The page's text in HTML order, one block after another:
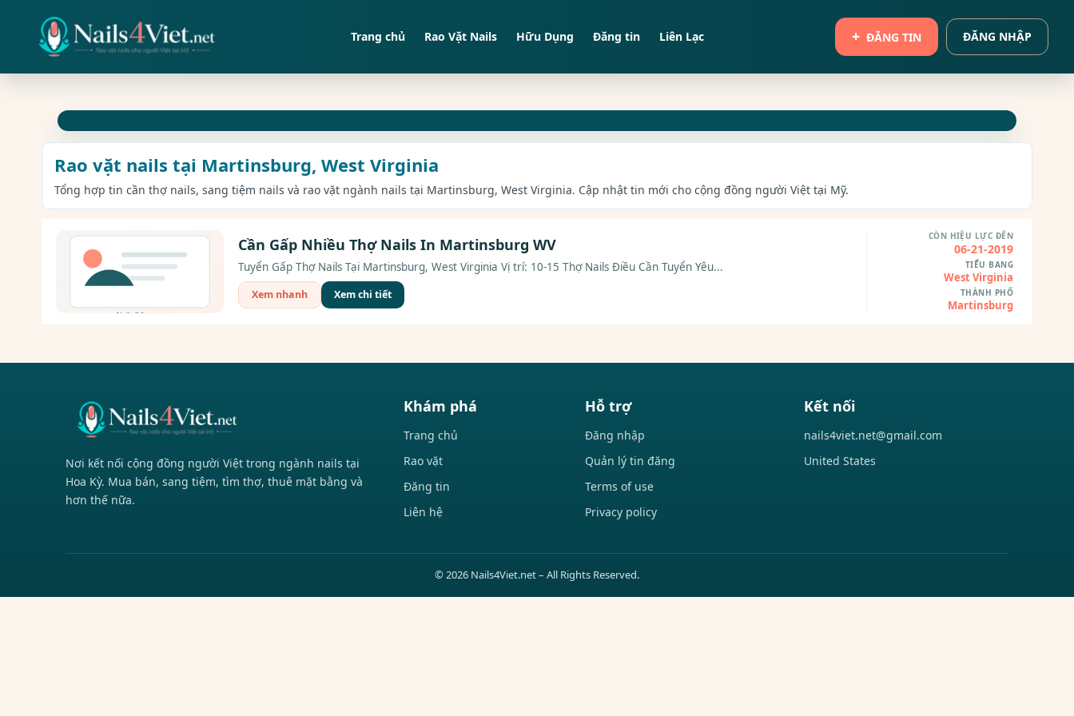
Trang chủ Rao Vặt Nails Hữu Dụng Đăng tin Liên Lạc ĐĂNG TIN ĐĂNG NHẬP
Rao vặt nails tại Martinsburg, West Virginia
Tổng hợp tin cần thợ nails, sang tiệm nails và rao vặt ngành nails tại Martinsburg, West Virginia. Cập nhật tin mới cho cộng đồng người Việt tại Mỹ.
Cần Gấp Nhiều Thợ Nails In Martinsburg WV
Tuyển Gấp Thợ Nails Tại Martinsburg, West Virginia Vị trí: 10-15 Thợ Nails Điều Cần Tuyển Yêu...
Xem nhanh Xem chi tiết
CÒN HIỆU LỰC ĐẾN
06-21-2019
TIỂU BANG
West Virginia
THÀNH PHỐ
Martinsburg
Nơi kết nối cộng đồng người Việt trong ngành nails tại
Hoa Kỳ. Mua bán, sang tiệm, tìm thợ, thuê mặt bằng và
hơn thế nữa.
Khám phá
Trang chủ
Rao vặt
Đăng tin
Liên hệ
Hỗ trợ
Đăng nhập
Quản lý tin đăng
Terms of use
Privacy policy
Kết nối
nails4viet.net@gmail.com
United States
© 2026 Nails4Viet.net – All Rights Reserved.